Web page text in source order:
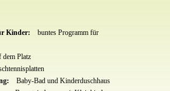
Kinder:
buntes Programm für
dem Platz
Baby-Bad und Kinderduschhaus